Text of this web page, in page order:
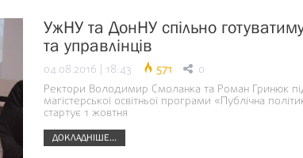
УжНУ та ДонНУ спільно
та управлінців
04.08.2016 | 18:43 571 0
Ректори Володимир Смоланка та Роман Гринюк
магістерської освітньої програми «Публічна
стартує 1 жовтня
ДОКЛАДНІШЕ...